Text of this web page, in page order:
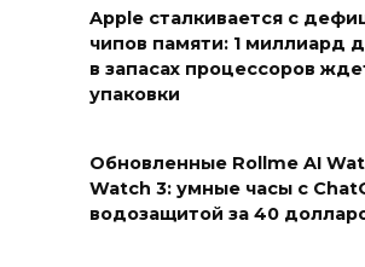
Apple сталкивается с
чипов памяти: 1 миллиард
в запасах процессоров
упаковки
Обновленные Rollme AI
Watch 3: умные часы с
водозащитой за 40